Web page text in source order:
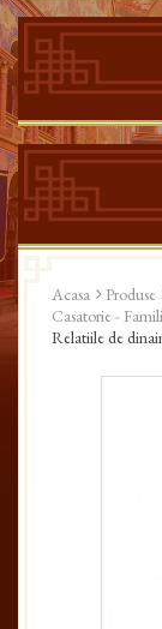
Acasa Produse
Casatorie -
Relatiile de